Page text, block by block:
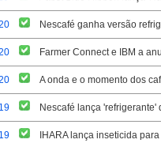
Nescafé ganha versão
Farmer Connect e IBM a
A onda e o momento dos
Nescafé lança 'refrigerante'
IHARA lança inseticida